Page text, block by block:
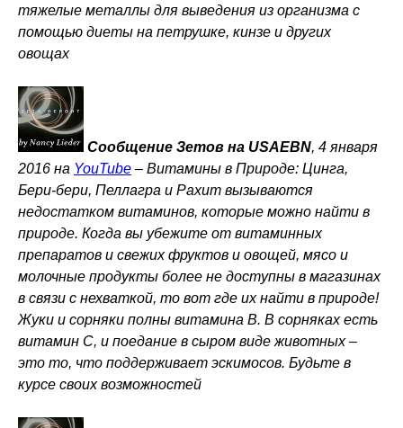
тяжелые металлы для выведения из организма с
помощью диеты на петрушке, кинзе и других
овощах
Сообщение Зетов на USAEBN, 4 января
2016 на YouTube – Витамины в Природе: Цинга,
Бери-бери, Пеллагра и Рахит вызываются
недостатком витаминов, которые можно найти в
природе. Когда вы убежите от витаминных
препаратов и свежих фруктов и овощей, мясо и
молочные продукты более не доступны в магазинах
в связи с нехваткой, то вот где их найти в природе!
Жуки и сорняки полны витамина В. В сорняках есть
витамин C, и поедание в сыром виде животных –
это то, что поддерживает эскимосов. Будьте в
курсе своих возможностей